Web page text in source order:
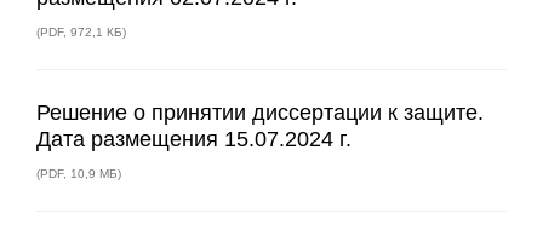
(PDF, 972,1 КБ)
Решение о принятии диссертации к защите.
Дата размещения 15.07.2024 г.
(PDF, 10,9 МБ)